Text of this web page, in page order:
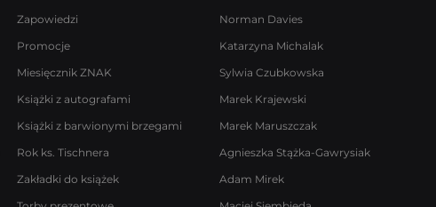
Zapowiedzi
Promocje
Miesięcznik ZNAK
Książki z autografami
Książki z barwionymi brzegami
Rok ks. Tischnera
Zakładki do książek
Norman Davies
Katarzyna Michalak
Sylwia Czubkowska
Marek Krajewski
Marek Maruszczak
Agnieszka Stążka-Gawrysiak
Adam Mirek